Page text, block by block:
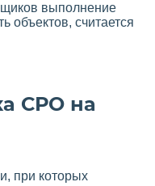
выполнение
объектов, считается
СРО на
при которых